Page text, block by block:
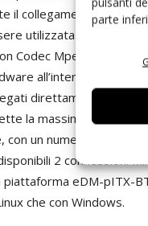
parte
il collegamento a un
utilizzata a scopo di
Codec Mpeg2, H.264
all’interno della
direttamente e
la massima
con un numero
2 connessioni
eDM-pITX-
che con Windows.